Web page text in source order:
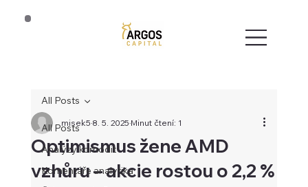
All Posts
Analýzy komodit
Komentáře analytika
All Posts
Optimismus žene AMD
vzhůru – akcie rostou o 2,2 %
misek58. 5. 2025Minut čtení: 1